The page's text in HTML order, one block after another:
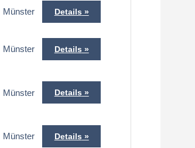
Münster Details
Münster Details
Münster Details
Münster Details